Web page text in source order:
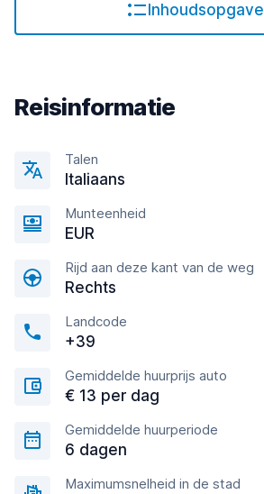
Inhoudsopgave
Reisinformatie
Talen
Italiaans
Munteenheid
EUR
Rijd aan deze kant van de weg
Rechts
Landcode
+39
Gemiddelde huurprijs auto
€ 13 per dag
Gemiddelde huurperiode
6 dagen
Maximumsnelheid in de stad